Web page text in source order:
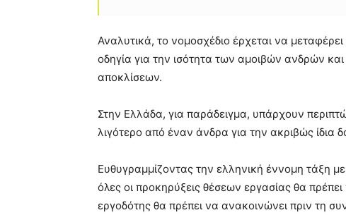
Αναλυτικά, το νομοσχέδιο έρχεται να μεταφέρει
οδηγία για την ισότητα των αμοιβών ανδρών
αποκλίσεων.
Στην Ελλάδα, για παράδειγμα, υπάρχουν
λιγότερο από έναν άνδρα για την ακριβώς ίδια
Ευθυγραμμίζοντας την ελληνική έννομη τάξη
όλες οι προκηρύξεις θέσεων εργασίας θα
εργοδότης θα πρέπει να ανακοινώνει πριν τη